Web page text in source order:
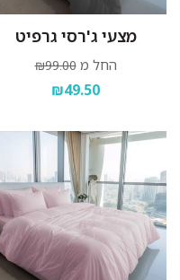
מצעי ג'רסי גרפיט
החל מ ₪99.00
₪49.50